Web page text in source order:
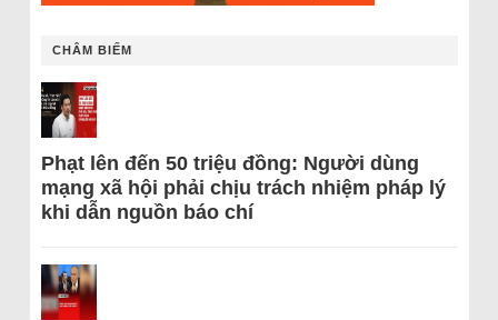
CHÂM BIẾM
Phạt lên đến 50 triệu đồng: Người dùng
mạng xã hội phải chịu trách nhiệm pháp lý
khi dẫn nguồn báo chí